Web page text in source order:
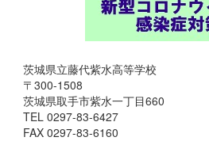
茨城県立藤代紫水高等学校
〒300-1508
茨城県取手市紫水一丁目660
TEL 0297-83-6427
FAX 0297-83-6160